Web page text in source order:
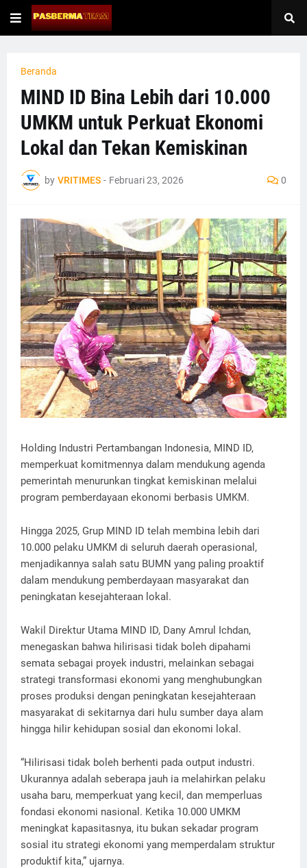
Beranda
MIND ID Bina Lebih dari 10.000
UMKM untuk Perkuat Ekonomi
Lokal dan Tekan Kemiskinan
by VRITIMES - Februari 23, 2026 0
Holding Industri Pertambangan Indonesia, MIND ID,
memperkuat komitmennya dalam mendukung agenda
pemerintah menurunkan tingkat kemiskinan melalui
program pemberdayaan ekonomi berbasis UMKM.
Hingga 2025, Grup MIND ID telah membina lebih dari
10.000 pelaku UMKM di seluruh daerah operasional,
menjadikannya salah satu BUMN yang paling proaktif
dalam mendukung pemberdayaan masyarakat dan
peningkatan kesejahteraan lokal.
Wakil Direktur Utama MIND ID, Dany Amrul Ichdan,
menegaskan bahwa hilirisasi tidak boleh dipahami
semata sebagai proyek industri, melainkan sebagai
strategi transformasi ekonomi yang menghubungkan
proses produksi dengan peningkatan kesejahteraan
masyarakat di sekitarnya dari hulu sumber daya alam
hingga hilir kehidupan sosial dan ekonomi lokal.
“Hilirisasi tidak boleh berhenti pada output industri.
Ukurannya adalah seberapa jauh ia melahirkan pelaku
usaha baru, memperkuat yang kecil, dan memperluas
fondasi ekonomi nasional. Ketika 10.000 UMKM
meningkat kapasitasnya, itu bukan sekadar program
sosial itu strategi ekonomi yang memperdalam struktur
produktif kita,” ujarnya.